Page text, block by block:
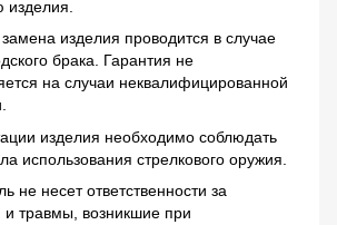
изделия проводится в случае
брака. Гарантия не
на случаи неквалифицированной
изделия необходимо соблюдать
использования стрелкового оружия.
не несет ответственности за
и травмы, возникшие при